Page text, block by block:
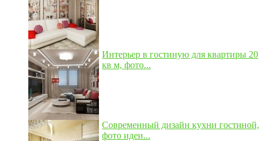
Интерьер в гостиную для квартиры 20
кв м, фото...
Современный дизайн кухни гостиной,
фото идеи...